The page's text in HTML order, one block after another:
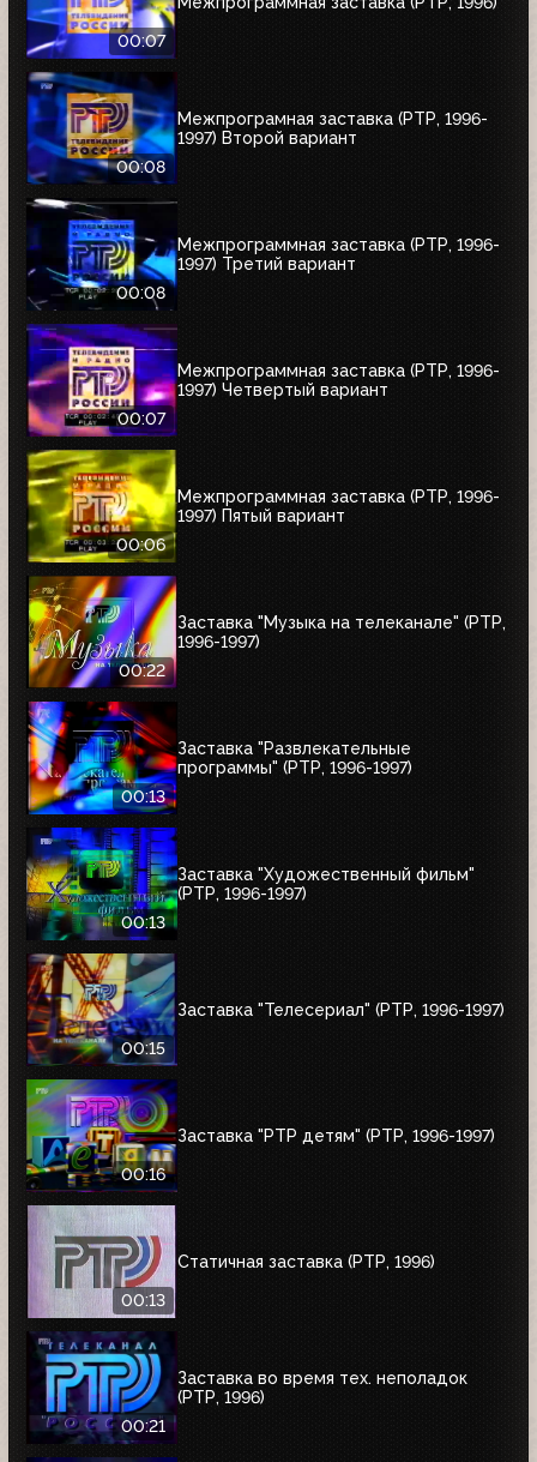
00:07
00:08
Межпрограмная заставка (РТР, 1996-
1997) Второй вариант
00:08
Межпрограммная заставка (РТР, 1996-
1997) Третий вариант
00:07
Межпрограммная заставка (РТР, 1996-
1997) Четвертый вариант
00:06
Межпрограммная заставка (РТР, 1996-
1997) Пятый вариант
00:22
Заставка "Музыка на телеканале" (РТР,
1996-1997)
00:13
Заставка "Развлекательные
программы" (РТР, 1996-1997)
00:13
Заставка "Художественный фильм"
(РТР, 1996-1997)
00:15
Заставка "Телесериал" (РТР, 1996-1997)
00:16
Заставка "РТР детям" (РТР, 1996-1997)
00:13
Статичная заставка (РТР, 1996)
00:21
Заставка во время тех. неполадок
(РТР, 1996)